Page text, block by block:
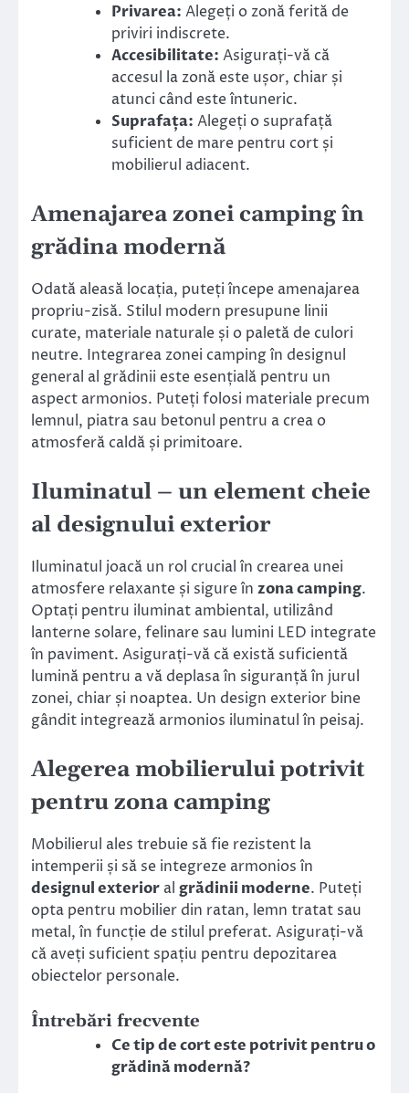
Privarea: Alegeți o zonă ferită de
priviri indiscrete.
Accesibilitate: Asigurați-vă că
accesul la zonă este ușor, chiar și
atunci când este întuneric.
Suprafața: Alegeți o suprafață
suficient de mare pentru cort și
mobilierul adiacent.
Amenajarea zonei camping în
grădina modernă
Odată aleasă locația, puteți începe amenajarea
propriu-zisă. Stilul modern presupune linii
curate, materiale naturale și o paletă de culori
neutre. Integrarea zonei camping în designul
general al grădinii este esențială pentru un
aspect armonios. Puteți folosi materiale precum
lemnul, piatra sau betonul pentru a crea o
atmosferă caldă și primitoare.
Iluminatul – un element cheie
al designului exterior
Iluminatul joacă un rol crucial în crearea unei
atmosfere relaxante și sigure în zona camping.
Optați pentru iluminat ambiental, utilizând
lanterne solare, felinare sau lumini LED integrate
în paviment. Asigurați-vă că există suficientă
lumină pentru a vă deplasa în siguranță în jurul
zonei, chiar și noaptea. Un design exterior bine
gândit integrează armonios iluminatul în peisaj.
Alegerea mobilierului potrivit
pentru zona camping
Mobilierul ales trebuie să fie rezistent la
intemperii și să se integreze armonios în
designul exterior al grădinii moderne. Puteți
opta pentru mobilier din ratan, lemn tratat sau
metal, în funcție de stilul preferat. Asigurați-vă
că aveți suficient spațiu pentru depozitarea
obiectelor personale.
Întrebări frecvente
Ce tip de cort este potrivit pentru o
grădină modernă?